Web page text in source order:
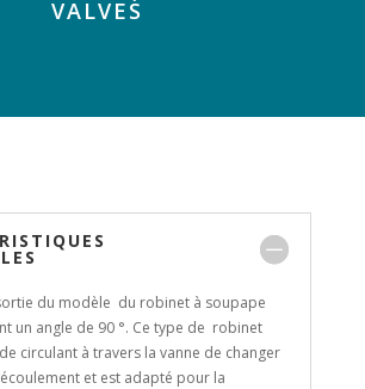
VALVES
du modèle du robinet à soupape
un angle de 90 °. Ce type de robinet
circulant à travers la vanne de changer
et est adapté pour la